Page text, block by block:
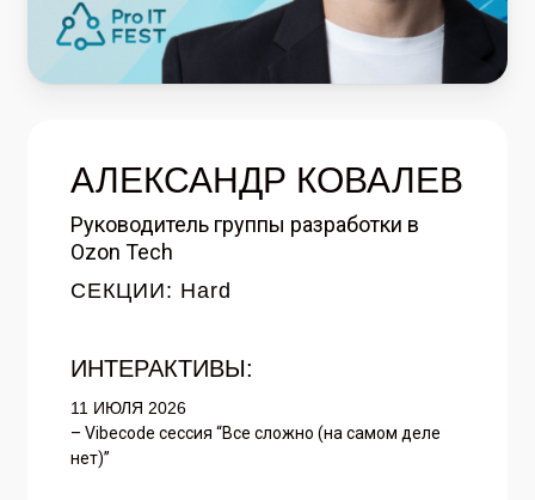
АЛЕКСАНДР КОВАЛЕВ
Руководитель группы разработки в
Ozon Tech
СЕКЦИИ: Hard
ИНТЕРАКТИВЫ:
11 ИЮЛЯ 2026
– Vibecode сессия “Все сложно (на самом деле
нет)”